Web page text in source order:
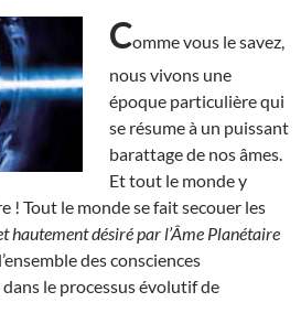
Comme vous le savez,
nous vivons une
époque particulière qui
se résume à un puissant
barattage de nos âmes.
Et tout le monde y
! Tout le monde se fait secouer les
hautement désiré par l’Âme Planétaire
des consciences
le processus évolutif de